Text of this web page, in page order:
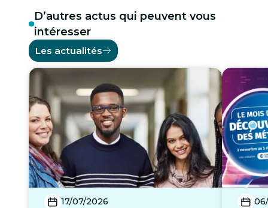
D’autres actus qui peuvent vous
intéresser
Les actualités
17/07/2026